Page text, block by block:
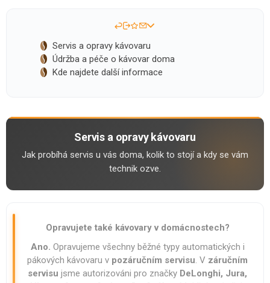
Servis a opravy kávovaru
Údržba a péče o kávovar doma
Kde najdete další informace
Servis a opravy kávovaru
Jak probíhá servis u vás doma, kolik to stojí a kdy se vám
technik ozve.
Opravujete také kávovary v domácnostech?
Ano. Opravujeme všechny běžné typy automatických i
pákových kávovaru v pozáručním servisu. V záručním
servisu jsme autorizováni pro značky DeLonghi, Jura,